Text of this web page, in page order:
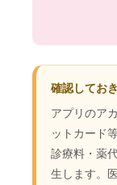
確認してお
アプリのア
ットカード
診療料・薬
生します。